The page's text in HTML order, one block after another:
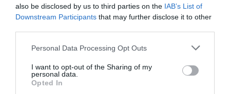
also be disclosed by us to third parties on the IAB’s List of
Downstream Participants that may further disclose it to other
Personal Data Processing Opt Outs
I want to opt-out of the Sharing of my
personal data.
Opted In
AGÓRA
2026. július 10.
Donald Trump luxusnegyedet épít
Kolozsvárott